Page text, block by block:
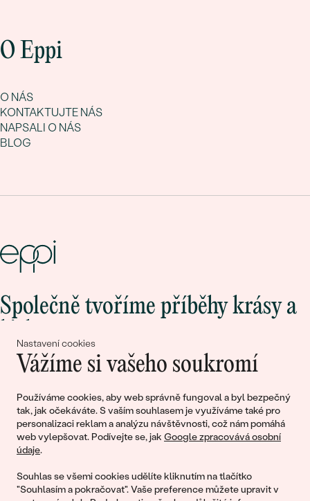
Nastavení cookies
Vážíme si vašeho soukromí
Používáme cookies, aby web správně fungoval a byl bezpečný
tak, jak očekáváte. S vaším souhlasem je využíváme také pro
personalizaci reklam a analýzu návštěvnosti, což nám pomáhá
web vylepšovat. Podívejte se, jak Google zpracovává osobní
údaje.
Souhlas se všemi cookies udělíte kliknutím na tlačítko
"Souhlasím a pokračovat". Vaše preference můžete upravit v
O Eppi
O NÁS
KONTAKTUJTE NÁS
NAPSALI O NÁS
BLOG
Společně tvoříme příběhy krásy a
Připojte se k nám!